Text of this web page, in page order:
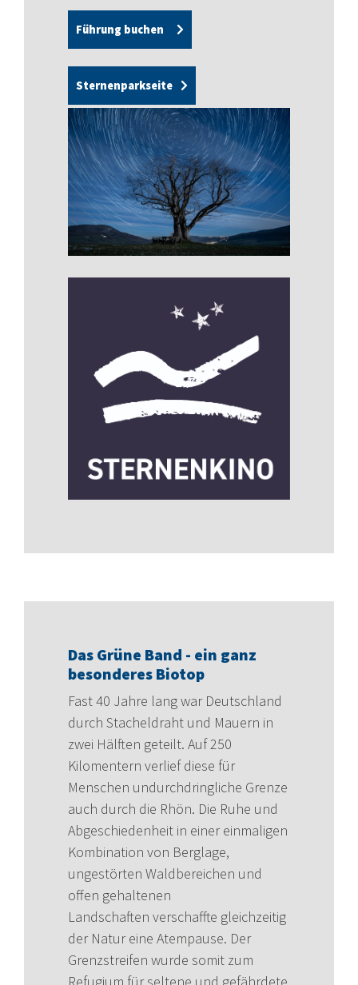
Führung buchen
Sternenparkseite
Das Grüne Band - ein ganz
besonderes Biotop
Fast 40 Jahre lang war Deutschland
durch Stacheldraht und Mauern in
zwei Hälften geteilt. Auf 250
Kilomentern verlief diese für
Menschen undurchdringliche Grenze
auch durch die Rhön. Die Ruhe und
Abgeschiedenheit in einer einmaligen
Kombination von Berglage,
ungestörten Waldbereichen und
offen gehaltenen
Landschaften verschaffte gleichzeitig
der Natur eine Atempause. Der
Grenzstreifen wurde somit zum